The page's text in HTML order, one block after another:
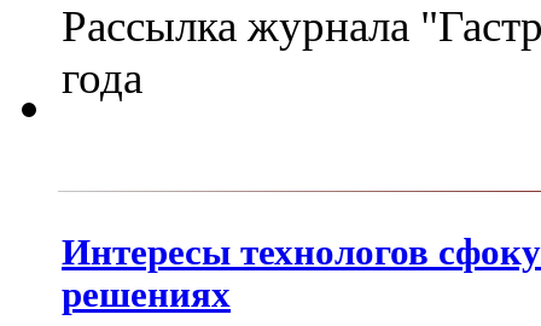
Рассылка журнала
года
Интересы технологов
решениях